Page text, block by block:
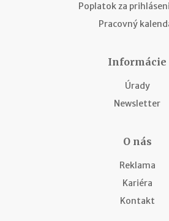
Poplatok za
Pracovný
Informácie
Úrady
Newsletter
O nás
Reklama
Kariéra
Kontakt